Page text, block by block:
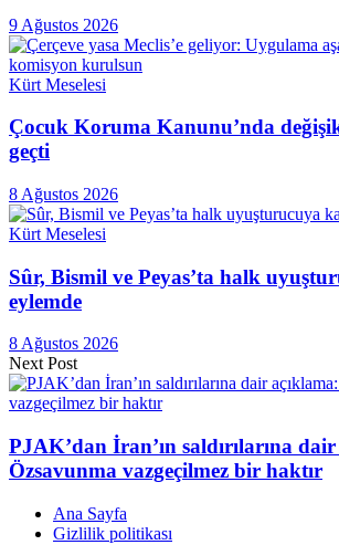
9 Ağustos 2026
Kürt Meselesi
Çocuk Koruma Kanunu’nda
geçti
8 Ağustos 2026
Kürt Meselesi
Sûr, Bismil ve Peyas’ta halk
eylemde
8 Ağustos 2026
Next Post
PJAK’dan İran’ın saldırılarına
Özsavunma vazgeçilmez bir haktır
Ana Sayfa
Gizlilik politikası